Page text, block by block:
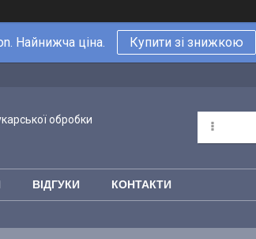
Найнижча ціна. Купити зі знижкою
обробки
ВІДГУКИ КОНТАКТИ